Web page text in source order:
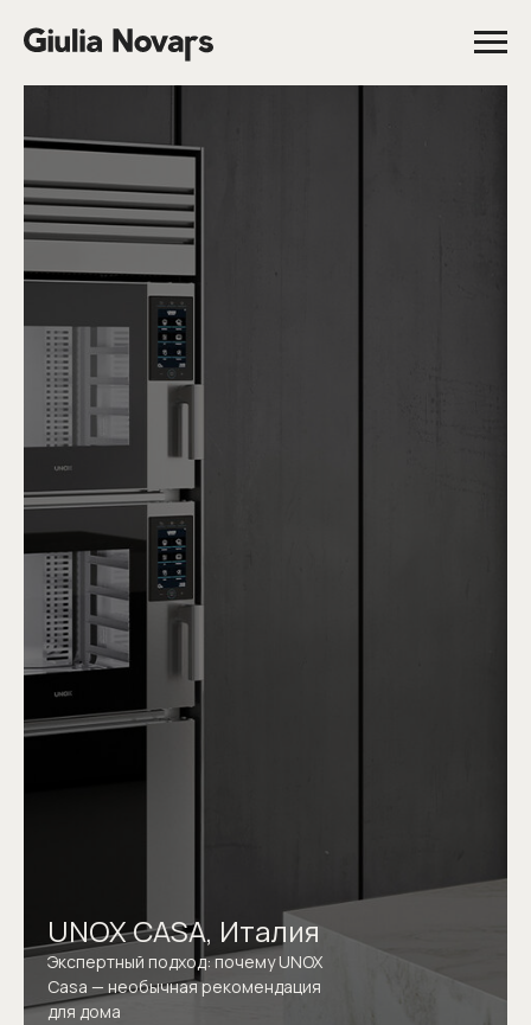
UNOX CASA, Италия
Экспертный подход: почему UNOX
Casa — необычная рекомендация
для дома